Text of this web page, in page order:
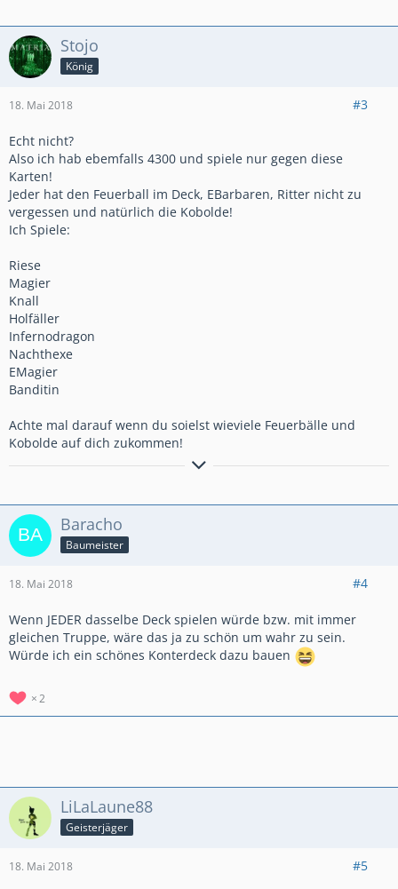
🔜Nordwall#8LJQ282Y
WIR FREUEN UNS AUF DICH ❗
Discord vorhanden
https://discord.gg/ejH2Dr
Stojo
König
18. Mai 2018 #3
Echt nicht?
Also ich hab ebemfalls 4300 und spiele nur gegen diese
Karten!
Jeder hat den Feuerball im Deck, EBarbaren, Ritter nicht zu
vergessen und natürlich die Kobolde!
Ich Spiele:
Riese
Magier
Knall
Holfäller
Infernodragon
Nachthexe
EMagier
Banditin
Achte mal darauf wenn du soielst wieviele Feuerbälle und
Kobolde auf dich zukommen!
Clankürzel #2V22CLC / The Matrix has you
Baracho
Baumeister
18. Mai 2018 #4
Wenn JEDER dasselbe Deck spielen würde bzw. mit immer
gleichen Truppe, wäre das ja zu schön um wahr zu sein.
Würde ich ein schönes Konterdeck dazu bauen
2
LiLaLaune88
Geisterjäger
18. Mai 2018 #5